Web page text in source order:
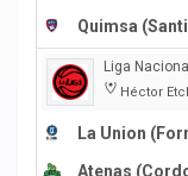
Quimsa
Liga
Héctor
La Union
Atenas